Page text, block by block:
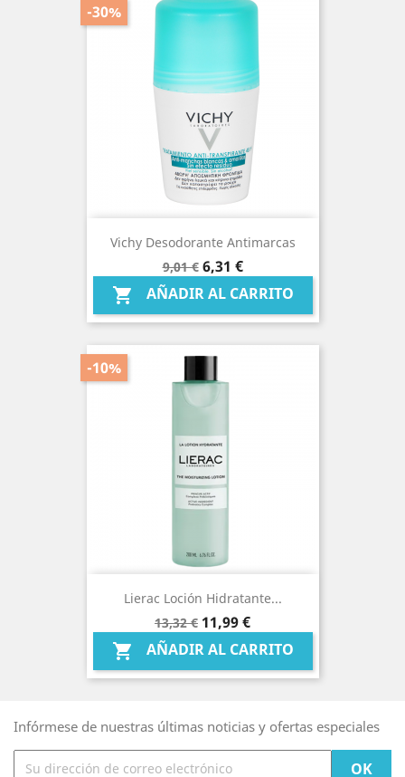
Vichy Desodorante Antimarcas
Precio
base
9,01 €
-30%
Precio
6,31 €
 AÑADIR AL CARRITO
Lierac Loción Hidratante...
Precio
base
13,32 €
-10%
Precio
11,99 €
 AÑADIR AL CARRITO
Infórmese de nuestras últimas noticias y ofertas especiales